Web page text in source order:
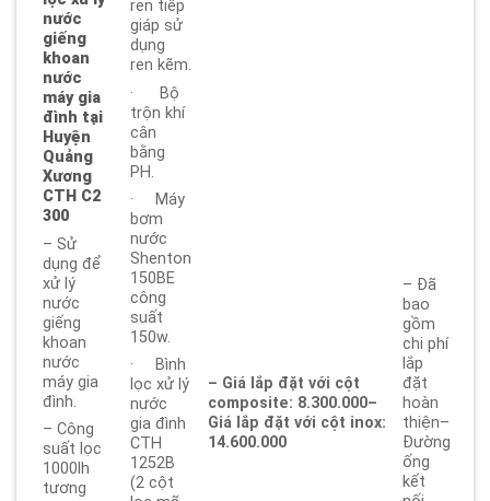
nước
giếng
khoan
nước
máy gia
đình tại
Huyện
Quảng
Xương
CTH C2
300
– Sử
dụng để
xử lý
nước
giếng
khoan
nước
máy gia
đình.
– Công
suất lọc
1000lh
tương
ren tiếp
giáp sử
dụng
ren kẽm.
· Bộ
trộn khí
cân
bằng
PH.
· Máy
bơm
nước
Shenton
150BE
công
suất
150w.
· Bình
lọc xử lý
nước
gia đình
CTH
1252B
(2 cột
– Giá lắp đặt với cột
composite: 8.300.000–
Giá lắp đặt với cột inox:
14.600.000
– Đã
bao
gồm
chi phí
lắp
đặt
hoàn
thiện–
Đường
ống
kết